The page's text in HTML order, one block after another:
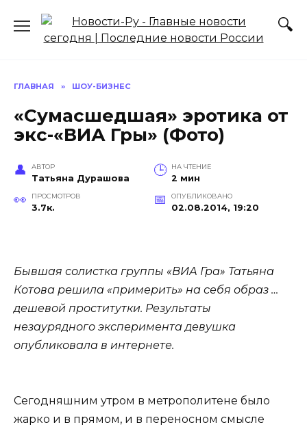
содержанию
ГЛАВНАЯ » ШОУ-БИЗНЕС
«Сумасшедшая» эротика от
экс-«ВИА Гры» (Фото)
АВТОР
Татьяна Дурашова
НА ЧТЕНИЕ
2 мин
ПРОСМОТРОВ
3.7к.
ОПУБЛИКОВАНО
02.08.2014, 19:20
Бывшая солистка группы «ВИА Гра» Татьяна
Котова решила «примерить» на себя образ …
дешевой проститутки. Результаты
незаурядного эксперимента девушка
опубликовала в интернете.
Сегодняшним утром в метрополитене было
жарко и в прямом, и в переносном смысле